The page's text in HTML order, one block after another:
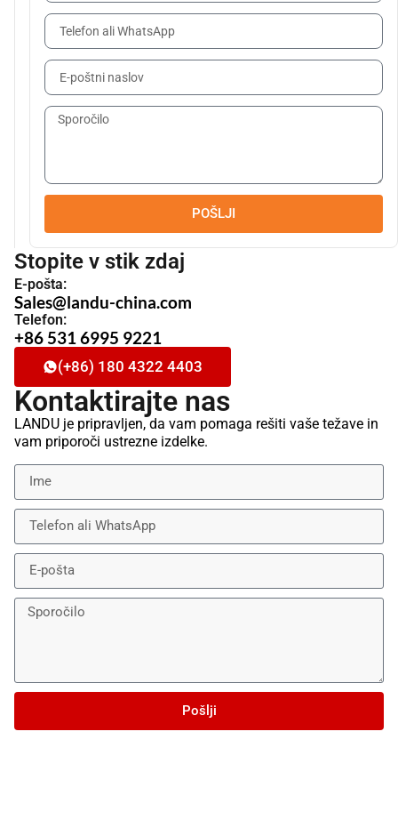
POŠLJI
Stopite v stik zdaj
E-pošta:
Sales@landu-china.com
Telefon:
+86 531 6995 9221
(+86) 180 4322 4403
Kontaktirajte nas
LANDU je pripravljen, da vam pomaga rešiti vaše težave in
vam priporoči ustrezne izdelke.
Pošlji